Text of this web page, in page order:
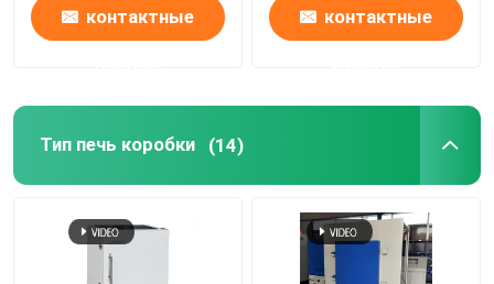
контактные контактные
Тип печь коробки (14)